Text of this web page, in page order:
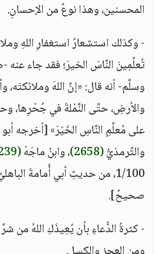
المحسنين، وهذا نوعٌ من الإحسانِ.
- وكذلك استشعارُ استغفارِ اللهِ
تُعلِّمِينَ النَّاسَ الخيرَ؛ فقد جاء عنه
وسلَّم- أنه قال: «إنَّ اللهَ وملائكتَه،
والأرضِ، حتَّى النَّمْلةَ في جُحْرِها،
على مُعلِّمِ النَّاسِ الخَيْرَ» [أخرجه
والتِّرمذيُّ(2658) ، وابنُ ماجَهْ(239)
1/100، من حديثِ أبي أُمامةَ
صحيحٌ].
- كثرةُ الدُّعاءِ بأن يُعِيذَكِ اللهُ من